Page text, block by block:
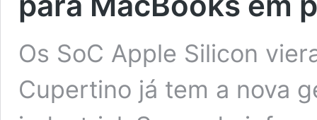
Os SoC Apple Silicon
Cupertino já tem a nova